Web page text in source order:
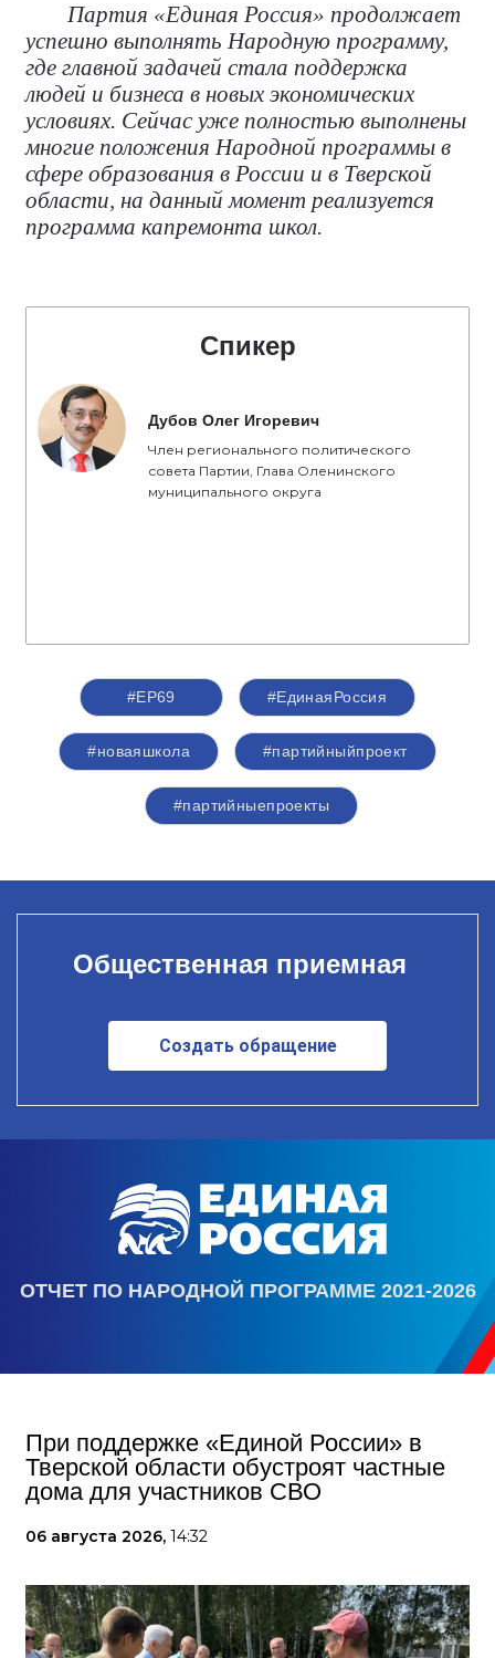
Партия «Единая Россия» продолжает
успешно выполнять Народную программу,
где главной задачей стала поддержка
людей и бизнеса в новых экономических
условиях. Сейчас уже полностью выполнены
многие положения Народной программы в
сфере образования в России и в Тверской
области, на данный момент реализуется
программа капремонта школ.
Спикер
Дубов Олег Игоревич
Член регионального политического
совета Партии, Глава Оленинского
муниципального округа
#ЕР69 #ЕдинаяРоссия
#новаяшкола #партийныйпроект
#партийныепроекты
Общественная приемная
Создать обращение
ОТЧЕТ ПО НАРОДНОЙ ПРОГРАММЕ 2021-2026
При поддержке «Единой России» в
Тверской области обустроят частные
дома для участников СВО
06 августа 2026, 14:32